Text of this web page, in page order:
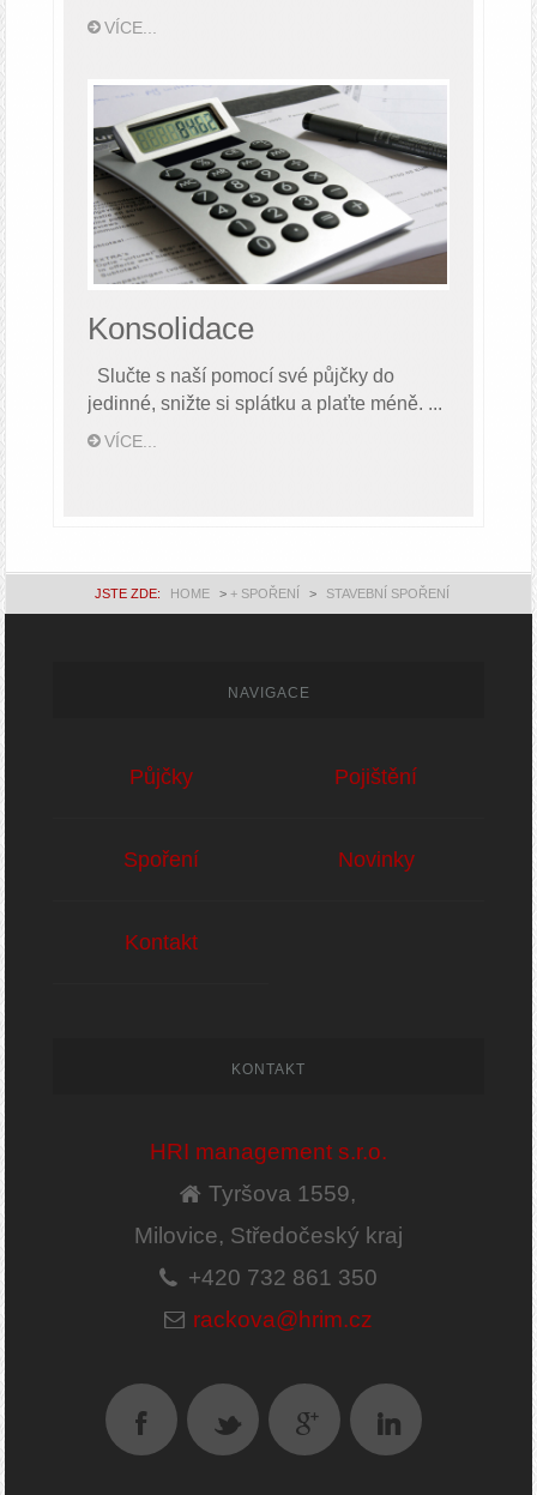
VÍCE...
Konsolidace
Slučte s naší pomocí své půjčky do
jedinné, snižte si splátku a plaťte méně. ...
VÍCE...
JSTE ZDE: HOME > + SPOŘENÍ > STAVEBNÍ SPOŘENÍ
NAVIGACE
Půjčky Pojištění
Spoření Novinky
Kontakt
KONTAKT
HRI management s.r.o.
Tyršova 1559,
Milovice, Středočeský kraj
+420 732 861 350
rackova@hrim.cz